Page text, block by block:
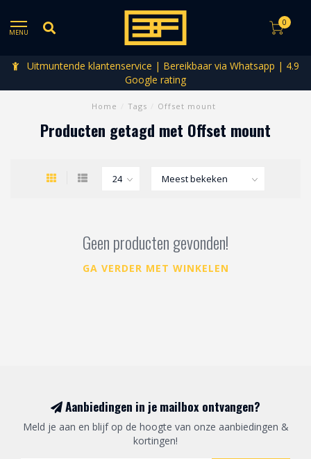
MENU
0
Uitmuntende klantenservice | Bereikbaar via Whatsapp | 4.9
Google rating
Home Tags Offset mount
Producten getagd met Offset mount
Geen producten gevonden!
GA VERDER MET WINKELEN
Aanbiedingen in je mailbox ontvangen?
Meld je aan en blijf op de hoogte van onze aanbiedingen &
kortingen!